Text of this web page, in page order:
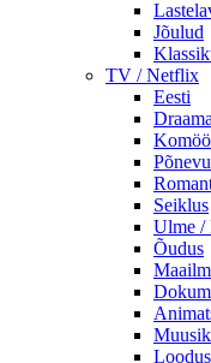
Jõulud
TV / Netflix
Eesti
Seiklus
Ulme /
Õudus
Loodus